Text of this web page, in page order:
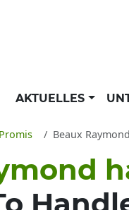
AKTUELLES
Promis Beaux Raymond